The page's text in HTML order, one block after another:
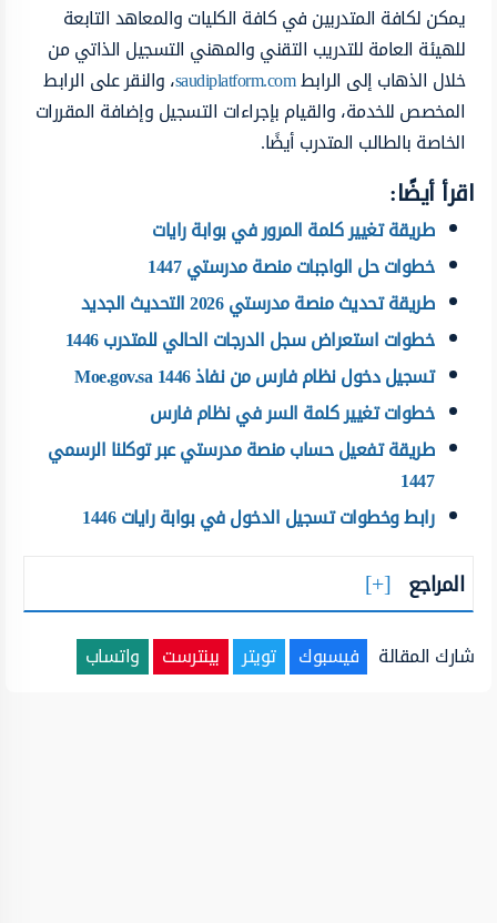
يمكن لكافة المتدربين في كافة الكليات والمعاهد التابعة
للهيئة العامة للتدريب التقني والمهني التسجيل الذاتي من
خلال الذهاب إلى الرابطsaudiplatform.com، والنقر على الرابط
المخصص للخدمة، والقيام بإجراءات التسجيل وإضافة المقررات
الخاصة بالطالب المتدرب أيضًا.
اقرأ أيضًا:
طريقة تغيير كلمة المرور في بوابة رايات
خطوات حل الواجبات منصة مدرستي 1447
طريقة تحديث منصة مدرستي 2026 التحديث الجديد
خطوات استعراض سجل الدرجات الحالي للمتدرب 1446
تسجيل دخول نظام فارس من نفاذ 1446 Moe.gov.sa
خطوات تغيير كلمة السر في نظام فارس
طريقة تفعيل حساب منصة مدرستي عبر توكلنا الرسمي
1447
رابط وخطوات تسجيل الدخول في بوابة رايات 1446
المراجع
شارك المقالة فيسبوك تويتر بينترست واتساب